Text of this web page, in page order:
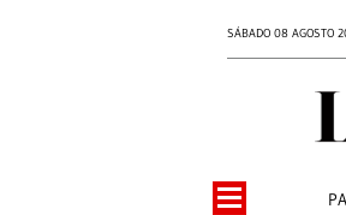
SÁBADO 08 AGOSTO